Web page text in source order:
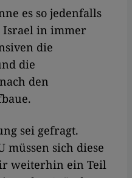
es so jedenfalls
Israel in immer
die
die
den
sei gefragt.
müssen sich diese
weiterhin ein Teil